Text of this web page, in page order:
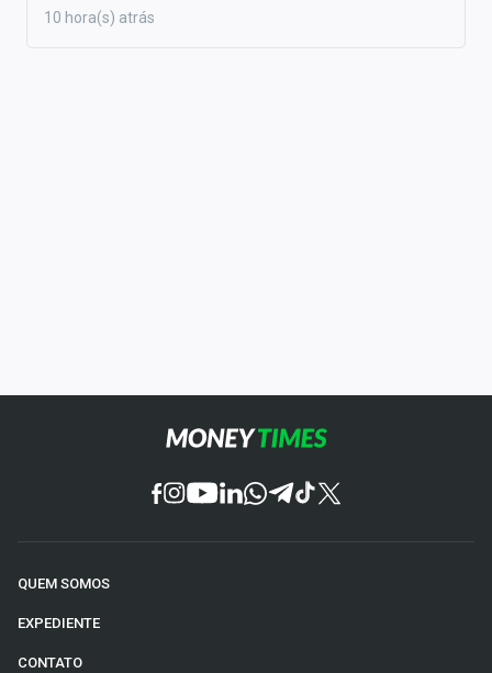
10 hora(s) atrás
QUEM SOMOS
EXPEDIENTE
CONTATO